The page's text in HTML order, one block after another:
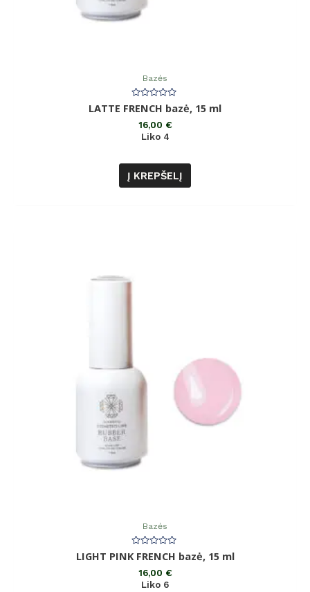
Bazės
Įvertinimas:
0
LATTE FRENCH bazė, 15 ml
16,00 €
Liko 4
Į KREPŠELĮ
Bazės
Įvertinimas:
0
LIGHT PINK FRENCH bazė, 15 ml
16,00 €
Liko 6